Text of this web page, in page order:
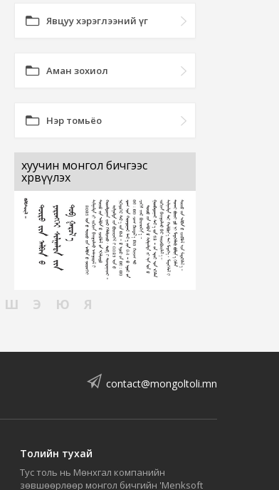
Явцуу хэрэглээний үг
Аман зохиол
Нэр томьёо
хуучин монгол бичгээс
хөрвүүлэх
Ш Э Ю Я
contact@mongoltoli.mn
Толийн тухай
Тус толь нь Мөнхгал компанийн
зөвшөөрлөөр монгол бичгийн 'Menksoft